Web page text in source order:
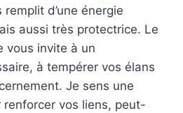
d’une énergie
aussi très protectrice. Le
vous invite à un
à tempérer vos élans
Je sens une
renforcer vos liens, peut-